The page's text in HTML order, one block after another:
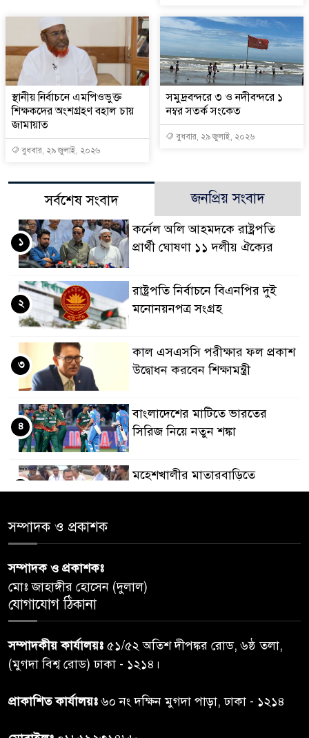
স্থানীয় নির্বাচনে এমপিওভুক্ত
শিক্ষকদের অংশগ্রহণ বহাল চায়
জামায়াত
বুধবার, ২৯ জুলাই, ২০২৬
সমুদ্রবন্দরে ৩ ও নদীবন্দরে ১
নম্বর সতর্ক সংকেত
বুধবার, ২৯ জুলাই, ২০২৬
সর্বশেষ সংবাদ জনপ্রিয় সংবাদ
কর্নেল অলি আহমদকে রাষ্ট্রপতি
প্রার্থী ঘোষণা ১১ দলীয় ঐক্যের
১
রাষ্ট্রপতি নির্বাচনে বিএনপির দুই
মনোনয়নপত্র সংগ্রহ
২
কাল এসএসসি পরীক্ষার ফল প্রকাশ
উদ্বোধন করবেন শিক্ষামন্ত্রী
৩
বাংলাদেশের মাটিতে ভারতের
সিরিজ নিয়ে নতুন শঙ্কা
৪
মহেশখালীর মাতারবাড়িতে
পৌঁছেছেন প্রধানমন্ত্রী
৬
গাজার ধ্বংসস্তূপে মিলল আরও ১৯
৭
কুলাউড়া সীমান্তে বিএসএফের
৮
৯
সম্পাদক ও প্রকাশক
সম্পাদক ও প্রকাশকঃ
মোঃ জাহাঙ্গীর হোসেন (দুলাল)
যোগাযোগ ঠিকানা
সম্পাদকীয় কার্যালয়ঃ ৫১/৫২ অতিশ দীপঙ্কর রোড, ৬ষ্ঠ তলা,
(মুগদা বিশ্ব রোড) ঢাকা - ১২১৪।
প্রাকাশিত কার্যালয়ঃ৬০ নং দক্ষিন মুগদা পাড়া, ঢাকা - ১২১৪